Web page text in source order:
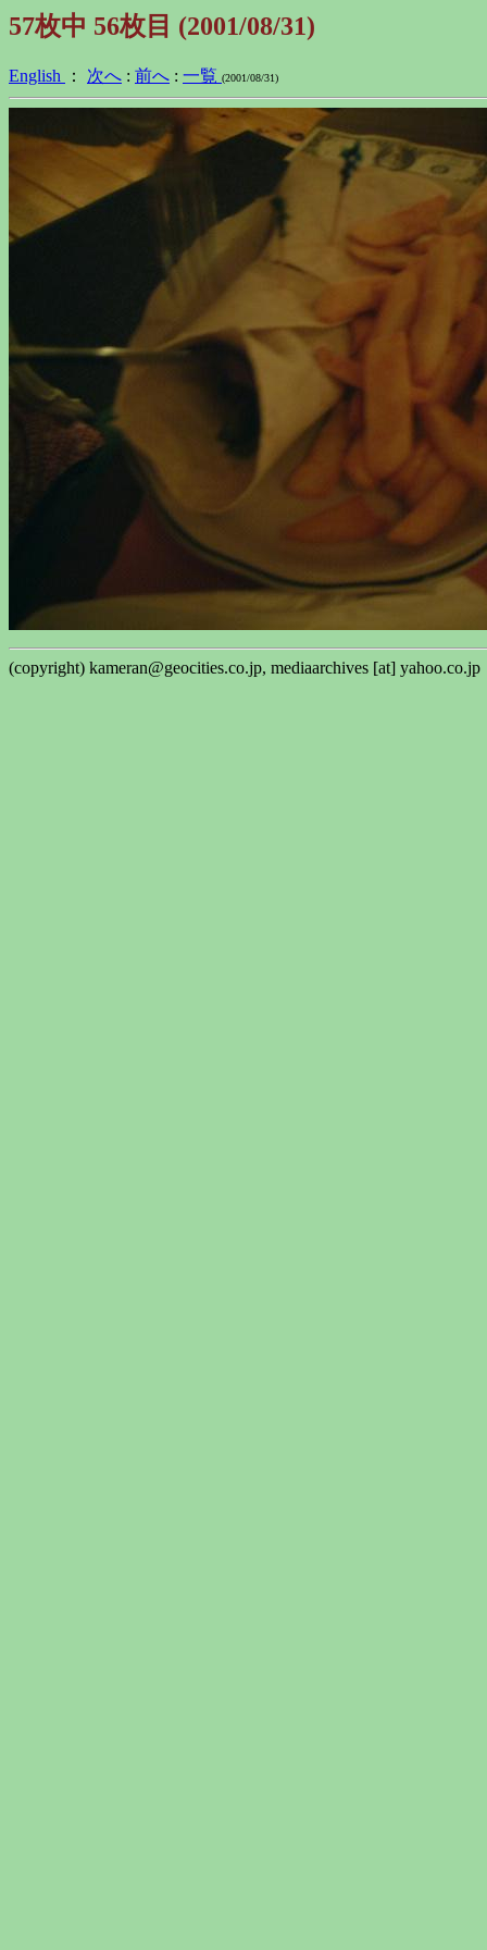
57枚中 56枚目 (2001/08/31)
English ： 次へ : 前へ : 一覧 (2001/08/31)
(copyright) kameran@geocities.co.jp, mediaarchives [at] yahoo.co.jp